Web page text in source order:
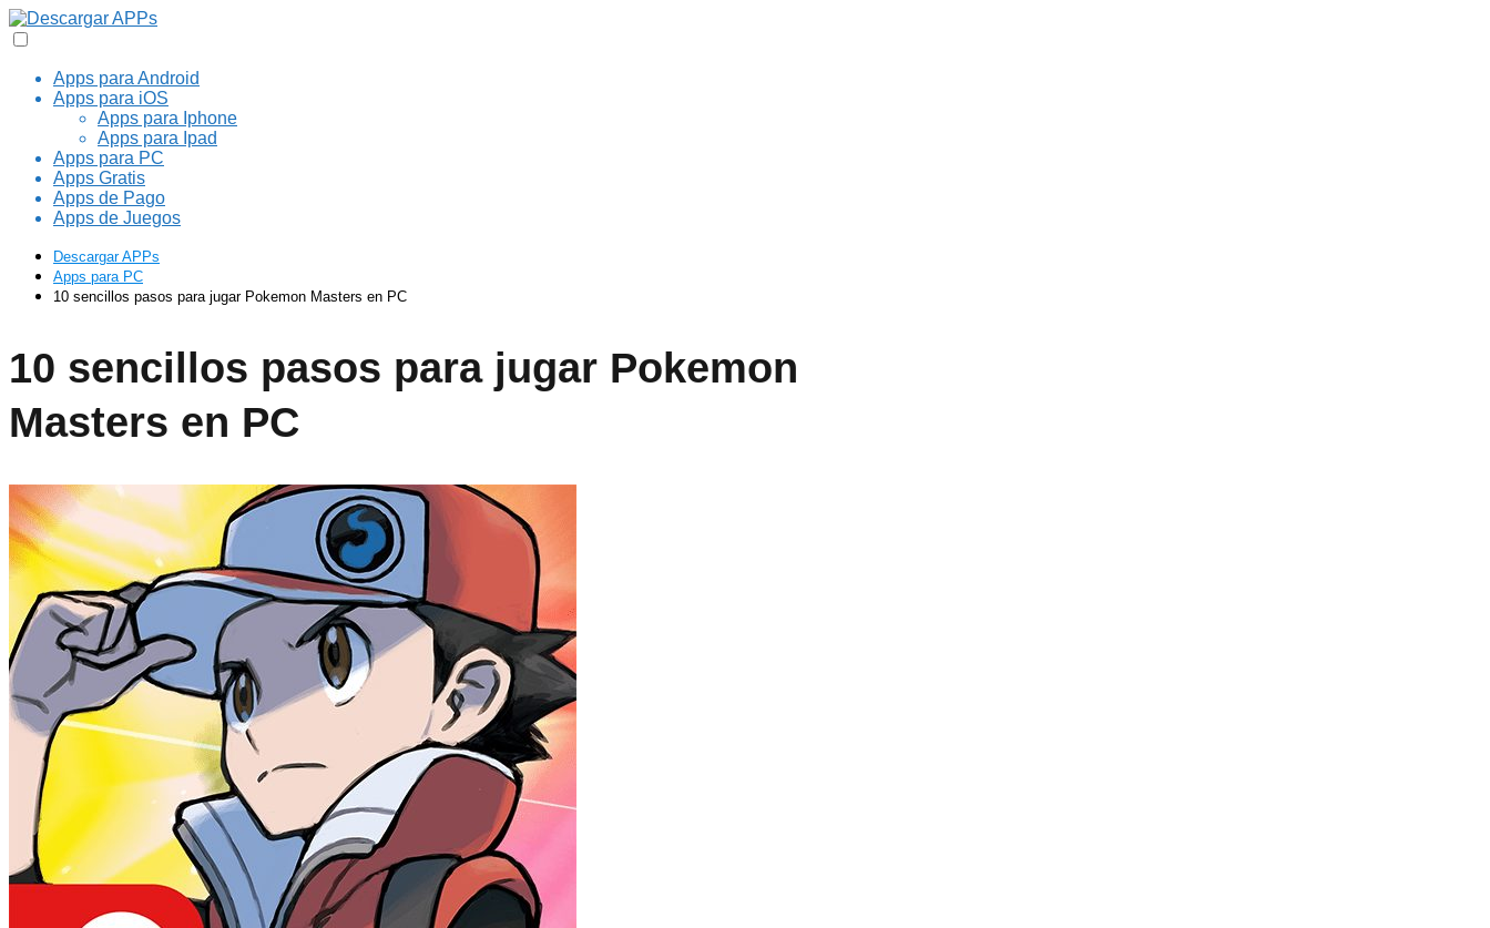
Apps para Android
Apps para iOS
Apps para Iphone
Apps para Ipad
Apps para PC
Apps Gratis
Apps de Pago
Apps de Juegos
Descargar APPs
Apps para PC
10 sencillos pasos para jugar Pokemon Masters en PC
10 sencillos pasos para jugar Pokemon
Masters en PC